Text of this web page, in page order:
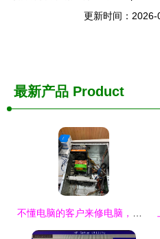
更新时间：
最新产品 Product